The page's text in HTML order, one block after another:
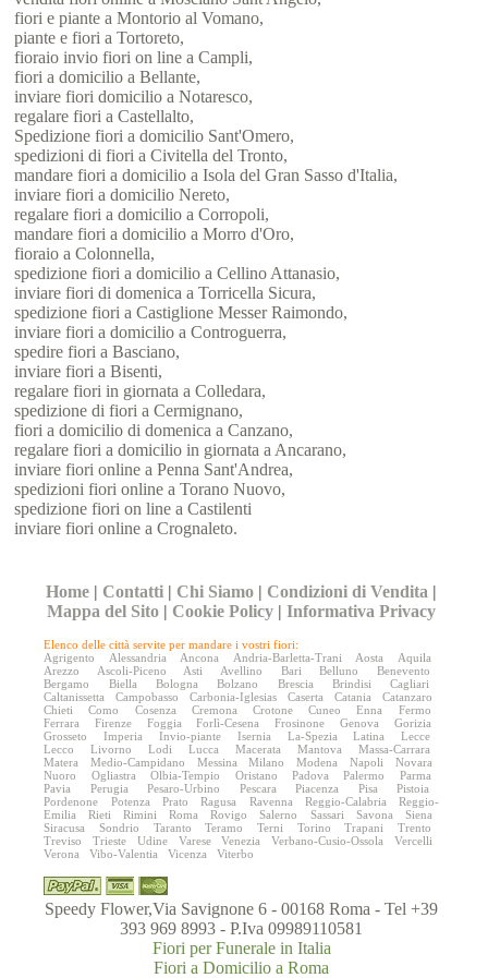
fiori e piante a Montorio al Vomano,
piante e fiori a Tortoreto,
fioraio invio fiori on line a Campli,
fiori a domicilio a Bellante,
inviare fiori domicilio a Notaresco,
regalare fiori a Castellalto,
Spedizione fiori a domicilio Sant'Omero,
spedizioni di fiori a Civitella del Tronto,
mandare fiori a domicilio a Isola del Gran Sasso d'Italia,
inviare fiori a domicilio Nereto,
regalare fiori a domicilio a Corropoli,
mandare fiori a domicilio a Morro d'Oro,
fioraio a Colonnella,
spedizione fiori a domicilio a Cellino Attanasio,
inviare fiori di domenica a Torricella Sicura,
spedizione fiori a Castiglione Messer Raimondo,
inviare fiori a domicilio a Controguerra,
spedire fiori a Basciano,
inviare fiori a Bisenti,
regalare fiori in giornata a Colledara,
spedizione di fiori a Cermignano,
fiori a domicilio di domenica a Canzano,
regalare fiori a domicilio in giornata a Ancarano,
inviare fiori online a Penna Sant'Andrea,
spedizioni fiori online a Torano Nuovo,
spedizione fiori on line a Castilenti
inviare fiori online a Crognaleto.
Home | Contatti | Chi Siamo | Condizioni di Vendita |
Mappa del Sito | Cookie Policy |Informativa Privacy
Elenco delle città servite per mandare i vostri fiori:
Agrigento
Alessandria Ancona Andria-Barletta-Trani Aosta
Aquila
Arezzo
Ascoli-Piceno Asti Avellino Bari Belluno
Benevento
Bergamo
Biella Bologna Bolzano Brescia Brindisi
Cagliari
Caltanissetta
Campobasso Carbonia-Iglesias Caserta Catania
Catanzaro
Chieti
Como Cosenza Cremona Crotone Cuneo Enna
Fermo
Ferrara
Firenze Foggia Forlì-Cesena Frosinone Genova
Gorizia
Grosseto
Imperia Invio-piante Isernia La-Spezia Latina
Lecce
Lecco
Livorno Lodi Lucca Macerata Mantova
Massa-Carrara
Matera
Medio-Campidano Messina Milano Modena Napoli
Novara
Nuoro
Ogliastra Olbia-Tempio Oristano Padova Palermo
Parma
Pavia
Perugia Pesaro-Urbino Pescara Piacenza Pisa
Pistoia
Pordenone
Potenza Prato Ragusa Ravenna Reggio-Calabria
Reggio-
Emilia
Rieti Rimini Roma Rovigo Salerno Sassari Savona
Siena
Siracusa
Sondrio Taranto Teramo Terni Torino Trapani
Trento
Treviso
Trieste Udine Varese Venezia Verbano-Cusio-Ossola
Vercelli
Verona
Vibo-Valentia Vicenza Viterbo
Speedy Flower,Via Savignone 6 - 00168 Roma - Tel +39
393 969 8993 - P.Iva 09989110581
Fiori per Funerale in Italia
Fiori a Domicilio a Roma